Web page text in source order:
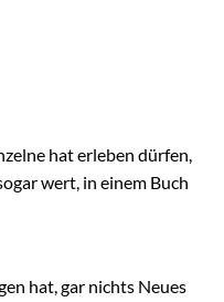
hat erleben dürfen,
wert, in einem Buch
hat, gar nichts Neues